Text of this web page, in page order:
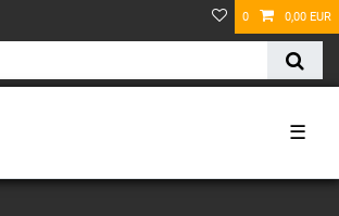
0 0,00 EUR
☰